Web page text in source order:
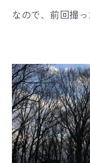
なので、前回撮